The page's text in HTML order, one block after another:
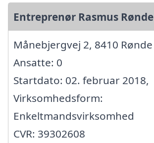
Entreprenør Rasmus Rønde
Månebjergvej 2, 8410 Rønde
Ansatte: 0
Startdato: 02. februar 2018,
Virksomhedsform:
Enkeltmandsvirksomhed
CVR: 39302608